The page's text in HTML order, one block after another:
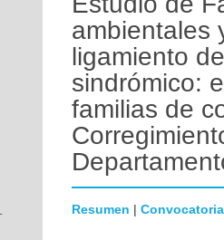
ambientales
ligamiento
sindrómico:
familias de
Resumen | Convocatoria